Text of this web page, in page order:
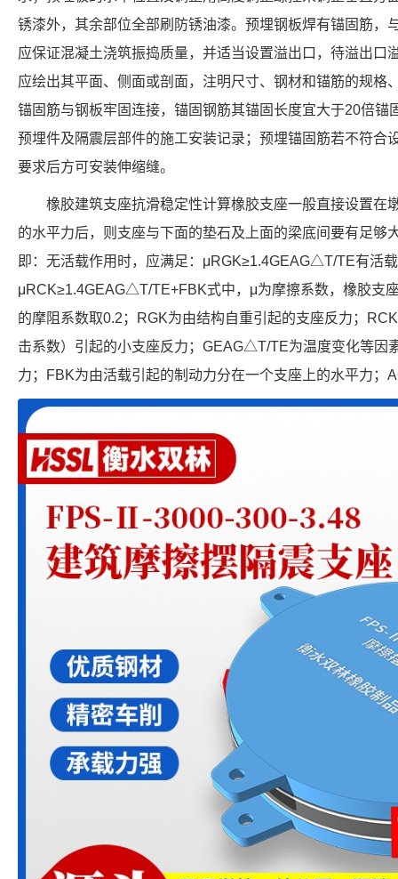
锈漆外，其余部位全部刷防锈油漆。预埋钢板焊有锚固筋，
应保证混凝土浇筑振捣质量，并适当设置溢出口，待溢出口
应绘出其平面、侧面或剖面，注明尺寸、钢材和锚筋的规格
锚固筋与钢板牢固连接，锚固钢筋其锚固长度宜大于20倍锚
预埋件及隔震层部件的施工安装记录；预埋锚固筋若不符合
要求后方可安装伸缩缝。
橡胶建筑支座抗滑稳定性计算橡胶支座一般直接设置在
的水平力后，则支座与下面的垫石及上面的梁底间要有足够
即：无活载作用时，应满足：μRGK≥1.4GEAG△T/TE有活
μRCK≥1.4GEAG△T/TE+FBK式中，μ为摩擦系数，橡胶支
的摩阻系数取0.2；RGK为由结构自重引起的支座反力；
击系数）引起的小支座反力；GEAG△T/TE为温度变化等因
力；FBK为由活载引起的制动力分在一个支座上的水平力；